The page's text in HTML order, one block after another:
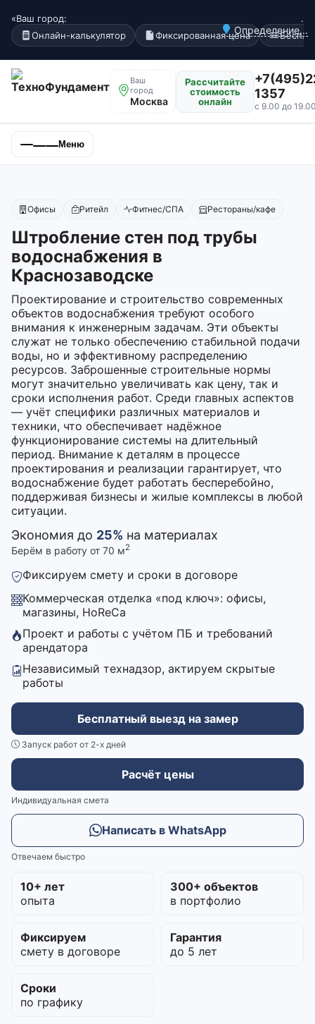
«Ваш город:
Определение...
.
Онлайн-калькулятор
Фиксированная цена
Ваш
город
Москва
Рассчитайте
стоимость
онлайн
1357
с 9.00 до
Меню
Офисы Ритейл Фитнес/СПА Рестораны/кафе
Штробление стен под трубы
водоснабжения в
Краснозаводске
Проектирование и строительство современных
объектов водоснабжения требуют особого
внимания к инженерным задачам. Эти объекты
служат не только обеспечению стабильной подачи
воды, но и эффективному распределению
ресурсов. Заброшенные строительные нормы
могут значительно увеличивать как цену, так и
сроки исполнения работ. Среди главных аспектов
— учёт специфики различных материалов и
техники, что обеспечивает надёжное
функционирование системы на длительный
период. Внимание к деталям в процессе
проектирования и реализации гарантирует, что
водоснабжение будет работать бесперебойно,
поддерживая бизнесы и жилые комплексы в любой
ситуации.
Экономия до 25% на материалах
Берём в работу от 70 м2
Фиксируем смету и сроки в договоре
Коммерческая отделка «под ключ»: офисы,
магазины, HoReCa
Проект и работы с учётом ПБ и требований
арендатора
Независимый технадзор, актируем скрытые
работы
Бесплатный выезд на замер
Запуск работ от 2-х дней
Расчёт цены
Индивидуальная смета
Написать в WhatsApp
Отвечаем быстро
10+ лет
опыта
300+ объектов
в портфолио
Фиксируем
смету в договоре
Гарантия
до 5 лет
Сроки
по графику